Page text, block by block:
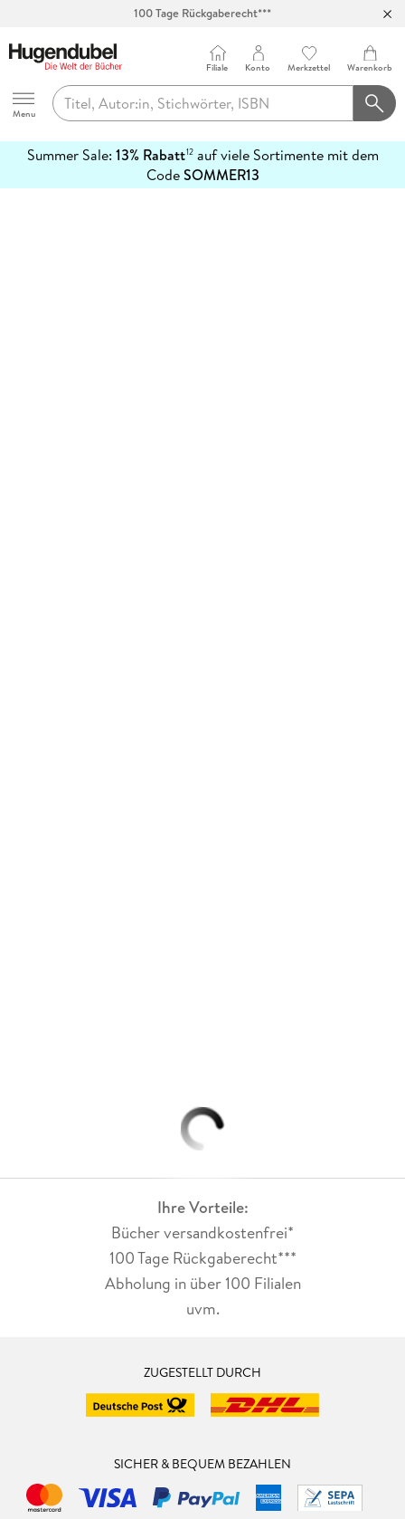
100 Tage Rückgaberecht***
Hugendubel
Menu
Filiale Konto Merkzettel Warenkorb
Summer Sale: 13% Rabatt12auf viele Sortimente mit dem
CodeSOMMER13
erfahren
Ihre Vorteile:
Bücher versandkostenfrei*
100 Tage Rückgaberecht***
Abholung in über 100 Filialen
uvm.
ZUGESTELLT DURCH
SICHER & BEQUEM BEZAHLEN